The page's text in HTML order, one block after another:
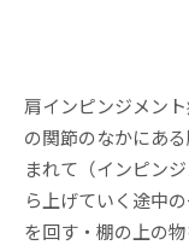
肩インピンジメン
の関節のなかにあ
まれて（インピン
ら上げていく途中
を回す・棚の上の